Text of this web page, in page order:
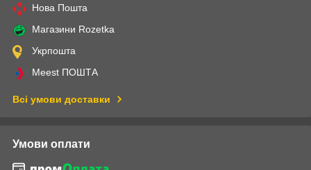
Нова Пошта
Магазини Rozetka
Укрпошта
Meest ПОШТА
Всі умови доставки
Умови оплати